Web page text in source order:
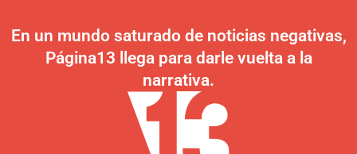
En un mundo saturado de noticias negativas,
Página13 llega para darle vuelta a la
narrativa.